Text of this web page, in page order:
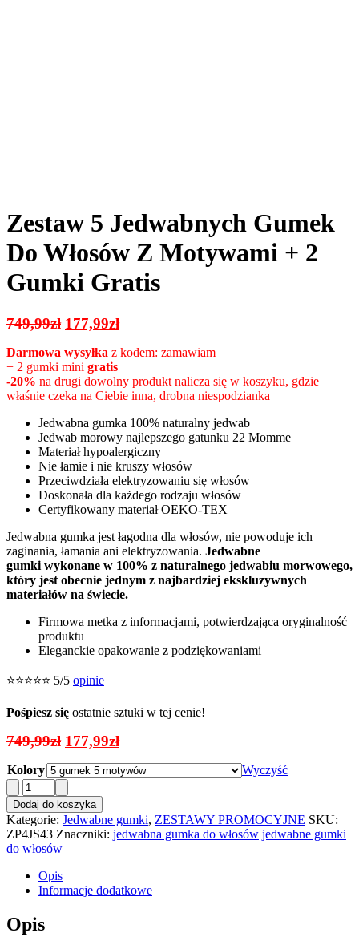
Zestaw 5 Jedwabnych Gumek
Do Włosów Z Motywami + 2
Gumki Gratis
749,99zł Pierwotna
wynosiła:
749,99zł.
177,99złAktualna
wynosi:
177,99zł.
Darmowa wysyłka z kodem: zamawiam
+ 2 gumki mini gratis
-20% na drugi dowolny produkt nalicza się w koszyku, gdzie
właśnie czeka na Ciebie inna, drobna niespodzianka
Jedwabna gumka 100% naturalny jedwab
Jedwab morowy najlepszego gatunku 22 Momme
Materiał hypoalergiczny
Nie łamie i nie kruszy włosów
Przeciwdziała elektryzowaniu się włosów
Doskonała dla każdego rodzaju włosów
Certyfikowany materiał OEKO-TEX
Jedwabna gumka jest łagodna dla włosów, nie powoduje ich
zaginania, łamania ani elektryzowania. Jedwabne
gumki wykonane w 100% z naturalnego jedwabiu morwowego,
który jest obecnie jednym z najbardziej ekskluzywnych
materiałów na świecie.
Firmowa metka z informacjami, potwierdzająca oryginalność
produktu
Eleganckie opakowanie z podziękowaniami
⭐⭐⭐⭐⭐ 5/5 opinie
Pośpiesz się ostatnie sztuki w tej cenie!
749,99zł Pierwotna
wynosiła:
749,99zł.
177,99złAktualna
wynosi:
Kolory
Wyczyść
ilość
Zestaw
5
Jedwabnych
Gumek
Do
Włosów
Motywami
+
2
Dodaj do koszyka
Kategorie: Jedwabne gumki, ZESTAWY PROMOCYJNE SKU:
ZP4JS43 Znaczniki: jedwabna gumka do włosów jedwabne gumki
do włosów
Opis
Informacje dodatkowe
Opis